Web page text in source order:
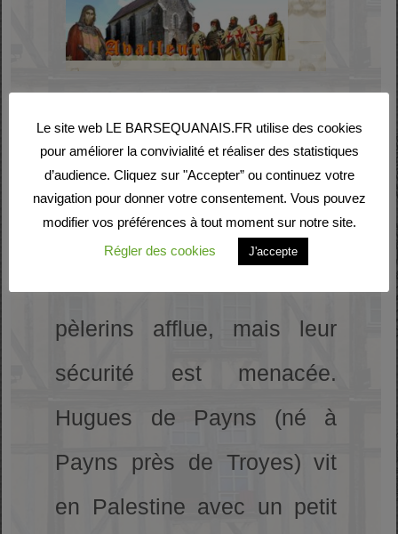
Elle commence en terre
sainte après la prise de
Jérusalem par les croisés.
pèlerins afflue, mais leur
sécurité est menacée.
Hugues de Payns (né à
Payns près de Troyes) vit
en Palestine avec un petit
Le site web LE BARSEQUANAIS.FR utilise des cookies
pour améliorer la convivialité et réaliser des statistiques
d’audience. Cliquez sur "Accepter” ou continuez votre
navigation pour donner votre consentement. Vous pouvez
modifier vos préférences à tout moment sur notre site.
Régler des cookies
J'accepte